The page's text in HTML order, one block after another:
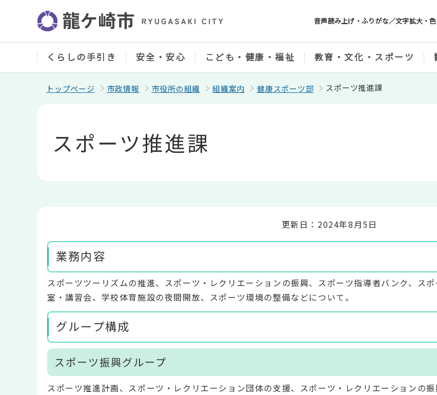
ジ
音声読み上げ・ふりがな／文字拡大・
くらしの手引き 安全・安心 こども・健康・福祉 教育・文化・スポーツ
トップページ 市政情報 市役所の組織 組織案内 健康スポーツ部 スポーツ推進課
スポーツ推進課
更新日：2024年8月5日
業務内容
スポーツツーリズムの推進、スポーツ・レクリエーションの振興、スポーツ指導者バンク、スポ
室・講習会、学校体育施設の夜間開放、スポーツ環境の整備などについて。
グループ構成
スポーツ振興グループ
スポーツ推進計画、スポーツ・レクリエーション団体の支援、スポーツ・レクリエーションの